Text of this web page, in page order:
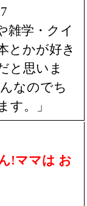
雑学・クイ
とかが好き
と思いま
なのでち
す。」
!ママは お